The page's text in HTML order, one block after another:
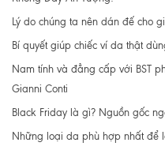
Lý do chúng ta nên dán đế cho
Bí quyết giúp chiếc ví da thật
Nam tính và đẳng cấp với BST
Gianni Conti
Black Friday là gì? Nguồn gốc
Những loại da phù hợp nhất để